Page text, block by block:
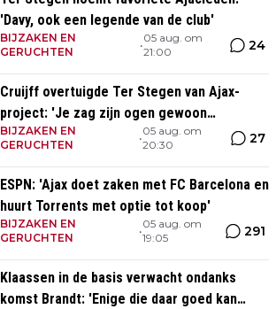
'Davy, ook een legende van de club'
BIJZAKEN EN
GERUCHTEN
•
05 aug. om
21:00
24
Cruijff overtuigde Ter Stegen van Ajax-
project: 'Je zag zijn ogen gewoon
oplichten'
BIJZAKEN EN
GERUCHTEN
•
05 aug. om
20:30
27
ESPN: 'Ajax doet zaken met FC Barcelona en
huurt Torrents met optie tot koop'
BIJZAKEN EN
GERUCHTEN
•
05 aug. om
19:05
291
Klaassen in de basis verwacht ondanks
komst Brandt: 'Enige die daar goed kan